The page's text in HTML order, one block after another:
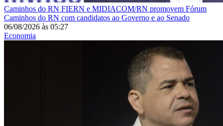
Caminhos do RN FIERN e MIDIACOM/RN promovem Fórum
Caminhos do RN com candidatos ao Governo e ao Senado
06/08/2026 às 05:27
Economia